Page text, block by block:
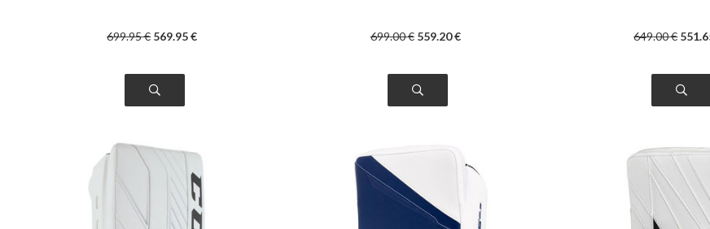
699.95€ 569.95€ 699.00€ 559.20€ 649.00€ 551